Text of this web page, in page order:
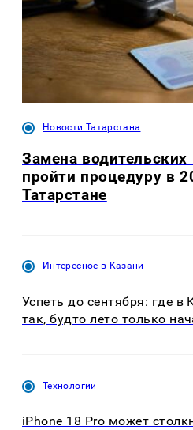
Новости Татарстана
Замена водительских
пройти процедуру в
Татарстане
Интересное в Казани
Успеть до сентября: где в
так, будто лето только
Технологии
iPhone 18 Pro может